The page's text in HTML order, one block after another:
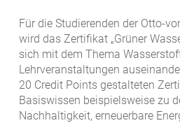
Für die Studierenden der Otto-
wird das Zertifikat „Grüner
sich mit dem Thema
Lehrveranstaltungen
20 Credit Points gestalteten
Basiswissen beispielsweise zu
Nachhaltigkeit, erneuerbare